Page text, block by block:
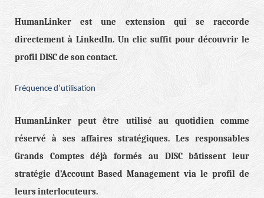
HumanLinker est une extension qui se raccorde
directement à LinkedIn. Un clic suffit pour découvrir le
profil DISC de son contact.
Fréquence d’utilisation
HumanLinker peut être utilisé au quotidien comme
réservé à ses affaires stratégiques. Les responsables
Grands Comptes déjà formés au DISC bâtissent leur
stratégie d’Account Based Management via le profil de
leurs interlocuteurs.